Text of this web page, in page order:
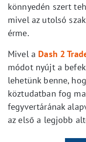
könnyedén szert
mivel az utolsó
érme.
Mivel a Dash 2
módot nyújt a
lehetünk benne,
köztudatban fog
fegyvertárának
az első a legjobb